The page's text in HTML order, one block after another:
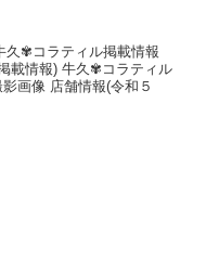
久✾コラティル掲載情報
載情報) 牛久✾コラティル
画像 店舗情報(令和５